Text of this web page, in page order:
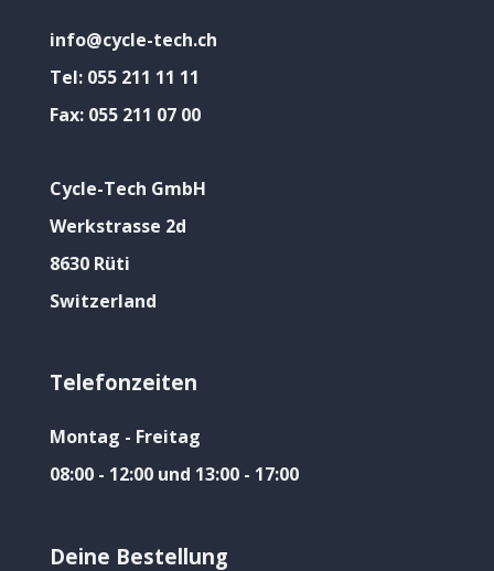
info@cycle-tech.ch
Tel: 055 211 11 11
Fax: 055 211 07 00
Cycle-Tech GmbH
Werkstrasse 2d
8630 Rüti
Switzerland
Telefonzeiten
Montag - Freitag
08:00 - 12:00 und 13:00 - 17:00
Deine Bestellung